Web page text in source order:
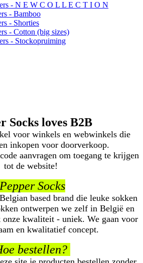
- N E W C O L L E C T I O N
- Bamboo
- Shorties
- Cotton (big sizes)
- Stockopruiming
Socks loves B2B
voor winkels en webwinkels die
inkopen voor doorverkoop.
aanvragen om toegang te krijgen
tot de website!
Pepper Socks
based brand die leuke sokken
ontwerpen we zelf in België en
onze kwaliteit - uniek. We gaan voor
en kwalitatief concept.
bestellen?